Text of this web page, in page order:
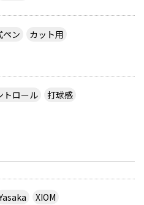
ペン
カット用
トロール 打球感
XIOM